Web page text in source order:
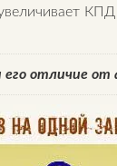
отличие от